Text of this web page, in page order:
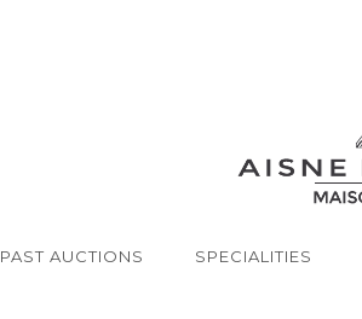
PAST AUCTIONS SPECIALITIES